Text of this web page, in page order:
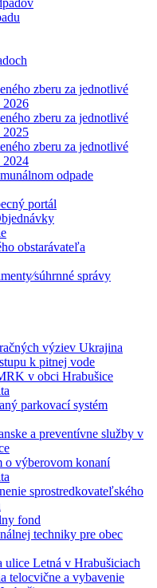
zberu za jednotlivé
2026
zberu za jednotlivé
2025
zberu za jednotlivé
2024
odpade
portál
obstarávateľa
správy
výziev Ukrajina
k pitnej vode
v obci Hrabušice
parkovací systém
a preventívne služby v
o výberovom konaní
sprostredkovateľského
fond
techniky pre obec
ulice Letná v Hrabušiciach
telocvične a vybavenie